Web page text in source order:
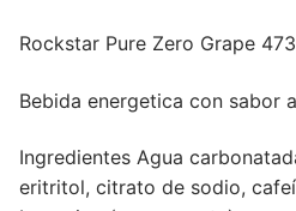
Rockstar Pure Zero Grape
Bebida energetica con sabor
Ingredientes Agua
eritritol, citrato de sodio,